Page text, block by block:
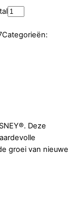
Categorieën:
Deze
groei van nieuwe